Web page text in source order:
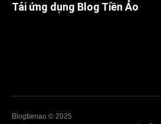
Tải ứng dụng Blog Tiền Ảo
Blogtienao © 2025